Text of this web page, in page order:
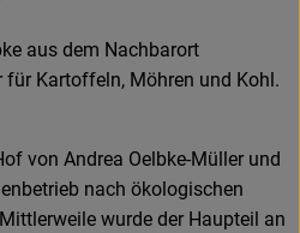
aus dem Nachbarort
für Kartoffeln, Möhren und Kohl.
von Andrea Oelbke-Müller und
nach ökologischen
wurde der Haupteil an